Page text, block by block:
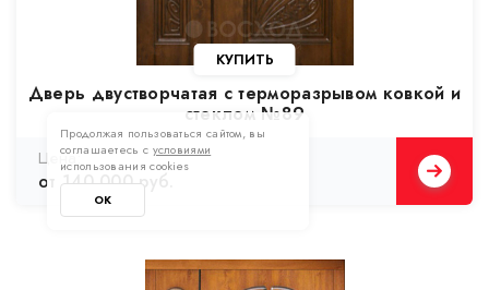
Дверь двустворчатая с терморазрывом ковкой и
стеклом №89
от 140 000 руб.
Продолжая пользоваться сайтом, вы
соглашаетесь с условиями
использования cookies
ОК